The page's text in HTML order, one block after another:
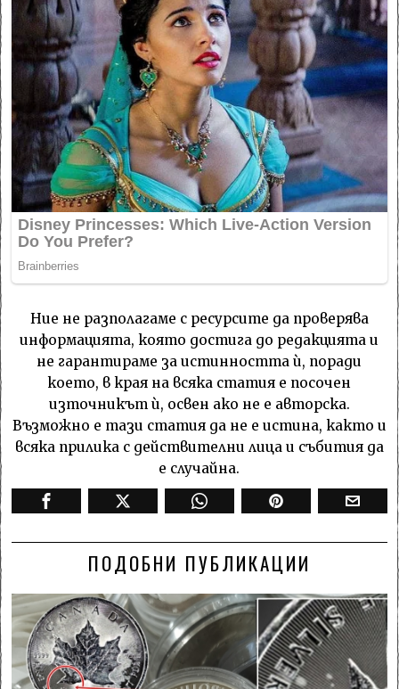
Ние не разполагаме с ресурсите да проверява
информацията, която достига до редакцията и
не гарантираме за истинността ѝ, поради
което, в края на всяка статия е посочен
източникът ѝ, освен ако не е авторска.
Възможно е тази статия да не е истина, както и
всяка прилика с действителни лица и събития да
е случайна.
ПОДОБНИ ПУБЛИКАЦИИ